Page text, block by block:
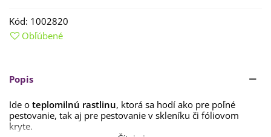
Kód: 1002820
Obľúbené
Popis
Ide o teplomilnú rastlinu, ktorá sa hodí ako pre poľné
pestovanie, tak aj pre pestovanie v skleníku či fóliovom
kryte.